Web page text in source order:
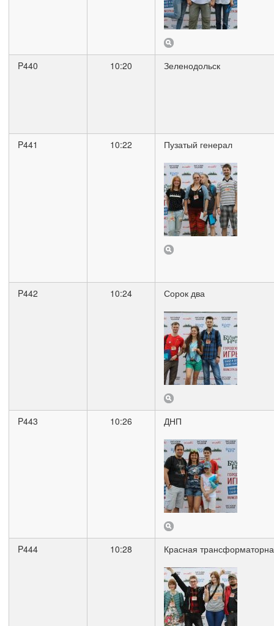
P440 10:20 Зеленодольск
P441 10:22 Пузатый генерал
P442 10:24 Сорок два
P443 10:26 ДНП
P444 10:28 Красная